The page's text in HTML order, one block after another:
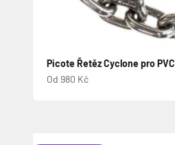
Picote Řetěz Cyclone pro PVC
Prodejní cena
Od 980 Kč